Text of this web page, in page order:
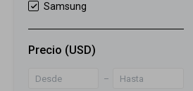
Samsung
Precio (USD)